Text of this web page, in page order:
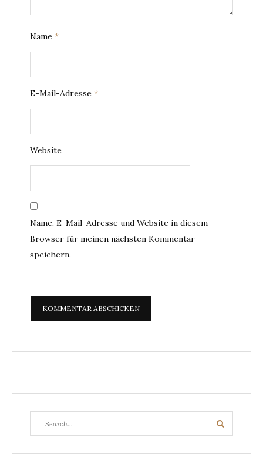
Name *
E-Mail-Adresse *
Website
Name, E-Mail-Adresse und Website in diesem
Browser für meinen nächsten Kommentar
speichern.
for:
Search